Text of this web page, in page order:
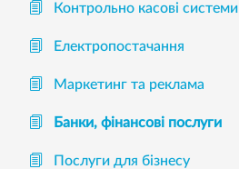
Контрольно касові системи
Електропостачання
Маркетинг та реклама
Банки, фінансові послуги
Послуги для бізнесу